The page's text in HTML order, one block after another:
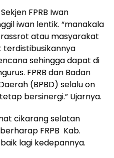
FPRB Iwan
iwan lentik. “manakala
atau masyarakat
sehingga dapat di
FPRB dan Badan
(BPBD) selalu on
bersinergi.” Ujarnya.
cikarang selatan
FRPB Kab.
lagi kedepannya.